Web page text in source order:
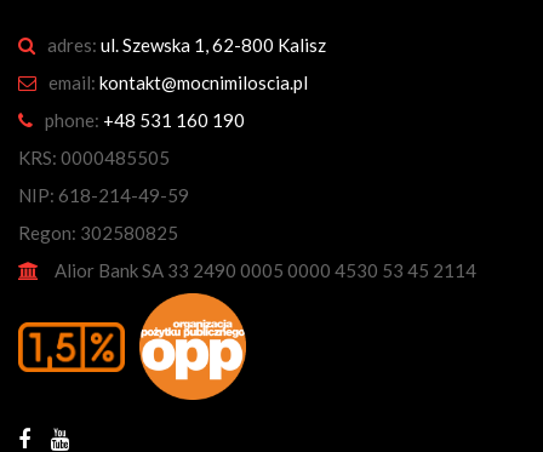
adres: ul. Szewska 1, 62-800 Kalisz
email: kontakt@mocnimiloscia.pl
phone: +48 531 160 190
KRS: 0000485505
NIP: 618-214-49-59
Regon: 302580825
Alior Bank SA 33 2490 0005 0000 4530 53 45 2114